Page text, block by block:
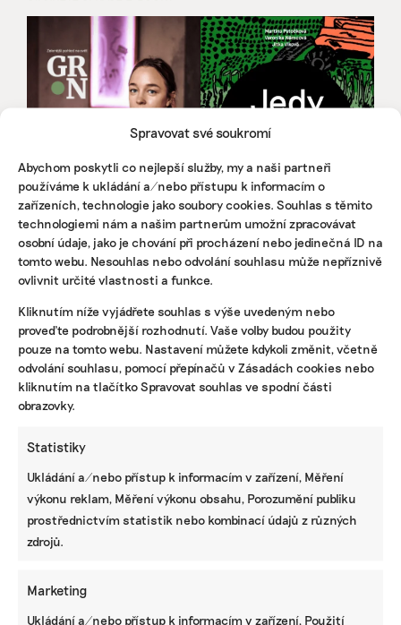
Spravovat své soukromí
Abychom poskytli co nejlepší služby, my a naši partneři
používáme k ukládání a/nebo přístupu k informacím o
zařízeních, technologie jako soubory cookies. Souhlas s těmito
technologiemi nám a našim partnerům umožní zpracovávat
osobní údaje, jako je chování při procházení nebo jedinečná ID na
tomto webu. Nesouhlas nebo odvolání souhlasu může nepříznivě
ovlivnit určité vlastnosti a funkce.
Kliknutím níže vyjádřete souhlas s výše uvedeným nebo
proveďte podrobnější rozhodnutí. Vaše volby budou použity
pouze na tomto webu. Nastavení můžete kdykoli změnit, včetně
odvolání souhlasu, pomocí přepínačů v Zásadách cookies nebo
kliknutím na tlačítko Spravovat souhlas ve spodní části
obrazovky.
Statistiky
Ukládání a/nebo přístup k informacím v zařízení, Měření
výkonu reklam, Měření výkonu obsahu, Porozumění publiku
prostřednictvím statistik nebo kombinací údajů z různých
zdrojů.
Marketing
Ukládání a/nebo přístup k informacím v zařízení, Použití
Udržitelnost, umění i komunitní sdílení.
Festival Týká se to také tebe v Uherském
Hradišti startuje tento týden
Ani trend, ani povinnost. Udržitelnost je
způsob, jak řídit firmu do budoucna a zvyšovat
její hodnotu, říká expertka